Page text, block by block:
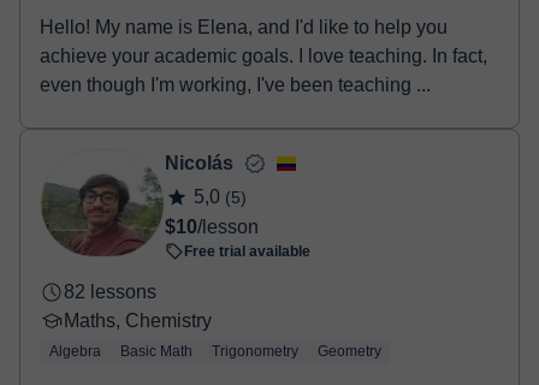
Hello! My name is Elena, and I'd like to help you
achieve your academic goals. I love teaching. In fact,
even though I'm working, I've been teaching ...
Nicolás
5,0 (5)
$10/lesson
Free trial available
82 lessons
Maths, Chemistry
Algebra Basic Math Trigonometry Geometry